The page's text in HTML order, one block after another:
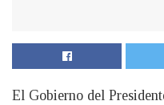
El Gobierno del